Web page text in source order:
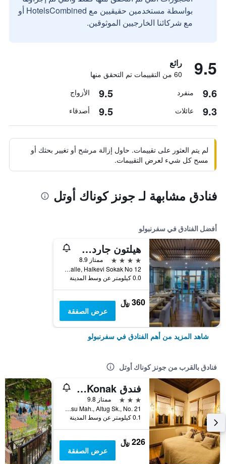
بواسطة مستخدمين حقيقيين مع HotelsCombined أو
مع شركائنا الخارجيين الموثوقين.
9.5 رائع
60 من التقييمات تم التحقق منها
9.6 منفرد 9.5 الأزواج
9.3 عائلات 9.5 أصدقاء
لم يتم العثور على تقييمات. حاول إزالة مرشح أو تغيير بحثك أو
مسح كل شيء لعرض التقييمات.
فنادق مشابهة لـ جونز كوناك أوتل
أفضل الفنادق في سفرنبولو
هيلتون جاردن إن سفرنبولو
4 نجوم
ممتاز 8.9
Yenimahalle, Halkevi Sokak No 12, سفرنبولو, تركيا
0.0 كيلومتر عن وسط المدينة
360 ﷼
عرض الصفقة
شاهد المزيد من أهم الفنادق في سفرنبولو
فنادق بالقرب من جونز كوناك أوتل
فندق Dadibra Konak
3 نجوم
ممتاز 9.8
Akcasu Mah., Altug Sk., No. 21, سفرنبولو, تركيا
0.1 كيلومتر عن وسط المدينة
226 ﷼
عرض الصفقة